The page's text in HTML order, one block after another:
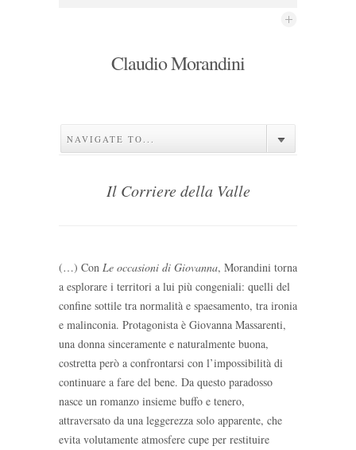
Claudio Morandini
NAVIGATE TO...
Il Corriere della Valle
(…) Con Le occasioni di Giovanna, Morandini torna
a esplorare i territori a lui più congeniali: quelli del
confine sottile tra normalità e spaesamento, tra ironia
e malinconia. Protagonista è Giovanna Massarenti,
una donna sinceramente e naturalmente buona,
costretta però a confrontarsi con l’impossibilità di
continuare a fare del bene. Da questo paradosso
nasce un romanzo insieme buffo e tenero,
attraversato da una leggerezza solo apparente, che
evita volutamente atmosfere cupe per restituire